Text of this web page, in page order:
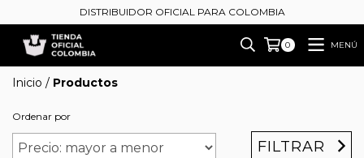
DISTRIBUIDOR OFICIAL PARA COLOMBIA
0 MENÚ
Inicio / Productos
Ordenar por
FILTRAR